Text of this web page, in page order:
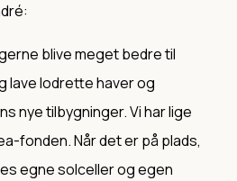
blive meget bedre til
lave lodrette haver og
nye tilbygninger. Vi har lige
fonden. Når det er på plads,
egne solceller og egen